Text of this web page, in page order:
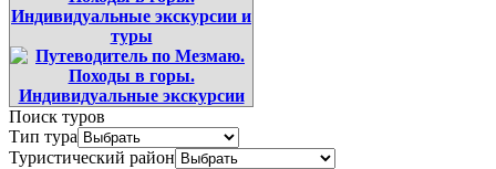
Поиск туров
Тип тура
Туристический район